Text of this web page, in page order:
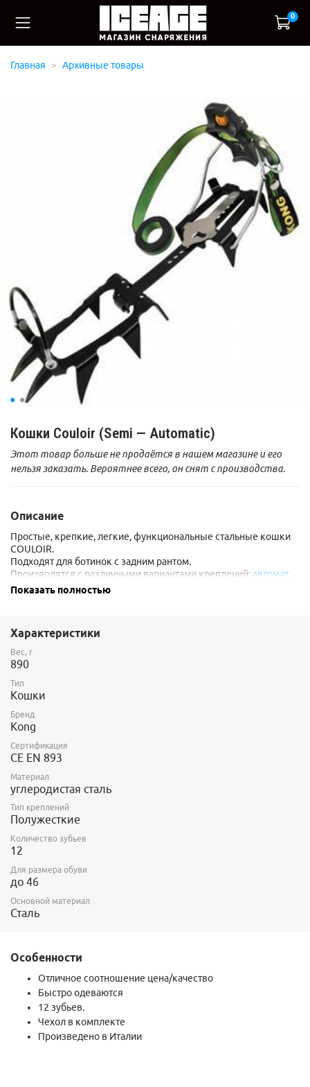
0
Главная Архивные товары
Кошки Couloir (Semi — Automatic)
Этот товар больше не продаётся в нашем магазине и его
нельзя заказать. Вероятнее всего, он снят с производства.
Описание
Простые, крепкие, легкие, функциональные стальные кошки
COULOIR.
Подходят для ботинок с задним рантом.
Производятся с различными вариантами креплений: автомат,
полу-автомат,мягкие крепления
Показать полностью
Характеристики
Вес, г
890
Тип
Кошки
Бренд
Kong
Сертификация
CE EN 893
Материал
углеродистая сталь
Тип креплений
Полужесткие
Количество зубьев
12
Для размера обуви
до 46
Основной материал
Сталь
Особенности
Отличное соотношение цена/качество
Быстро одеваются
12 зубьев.
Чехол в комплекте
Произведено в Италии